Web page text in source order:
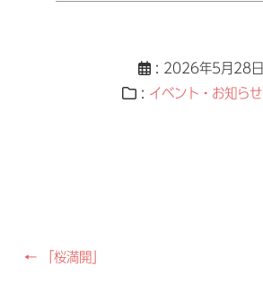
: 2026年5月28日
: イベント・お知らせ
Post
←「桜満開」